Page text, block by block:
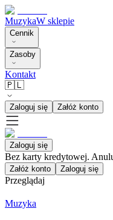
MuzykaW sklepie
Cennik
Zasoby
Kontakt
🇵🇱
Zaloguj się Załóż konto
Zaloguj się
Bez karty kredytowej.
Załóż konto Zaloguj się
Przeglądaj
Muzyka